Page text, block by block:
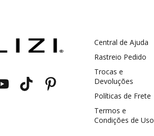
Central de Ajuda
Rastreio Pedido
Trocas e
Devoluções
Políticas de Frete
Termos e
Condições de Uso
GANHE5